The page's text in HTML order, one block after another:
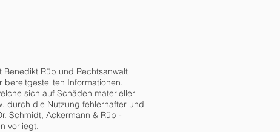
Rüb und Rechtsanwalt
bereitgestellten Informationen.
sich auf Schäden materieller
durch die Nutzung fehlerhafter und
Schmidt, Ackermann & Rüb -
vorliegt.